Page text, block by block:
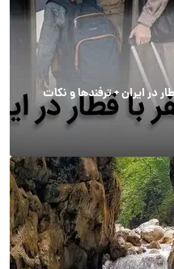
در ایران + ترفندها و نکات